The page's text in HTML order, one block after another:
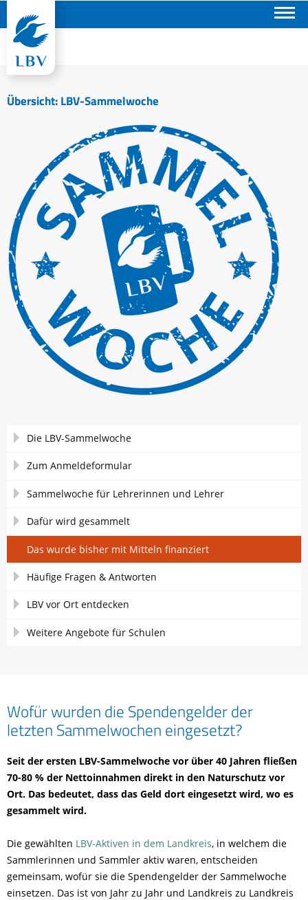
Übersicht: LBV-Sammelwoche
Navigation
Die LBV-Sammelwoche
Zum Anmeldeformular
Sammelwoche für Lehrerinnen und Lehrer
Dafür wird gesammelt
Das wurde bisher mit Mitteln finanziert
Häufige Fragen & Antworten
LBV vor Ort entdecken
Weitere Angebote für Schulen
Wofür wurden die Spendengelder der
letzten Sammelwochen eingesetzt?
Seit der ersten LBV-Sammelwoche vor über 40 Jahren fließen
70-80 % der Nettoinnahmen direkt in den Naturschutz vor
Ort. Das bedeutet, dass das Geld dort eingesetzt wird, wo es
gesammelt wird.
Die gewählten LBV-Aktiven in dem Landkreis, in welchem die
Sammlerinnen und Sammler aktiv waren, entscheiden
gemeinsam, wofür sie die Spendengelder der Sammelwoche
einsetzen. Das ist von Jahr zu Jahr und Landkreis zu Landkreis